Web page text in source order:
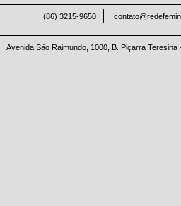
(86) 3215-9650
Avenida São Raimundo, 1000, B. Piçarra Teresina